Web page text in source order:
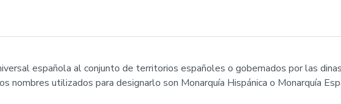
española al conjunto de territorios españoles o gobernados por las
nombres utilizados para designarlo son Monarquía Hispánica o Monarquía